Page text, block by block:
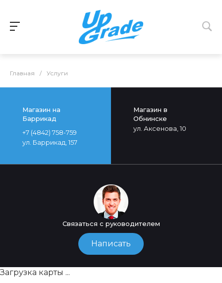
Главная / Услуги
Магазин на
Баррикад
+7 (4842) 758-759
ул. Баррикад, 157
Магазин в
Обнинске
ул. Аксенова, 10
Связаться с руководителем
Написать
Загрузка карты ...